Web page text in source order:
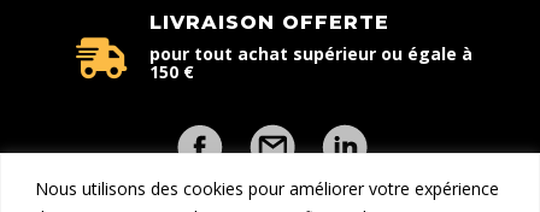
Nous utilisons des cookies pour améliorer votre expérience
LIVRAISON OFFERTE
pour tout achat supérieur ou égale à
150 €